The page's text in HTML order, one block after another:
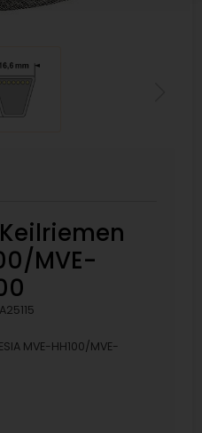
Keilriemen
MVE-
MVE-HH100/MVE-